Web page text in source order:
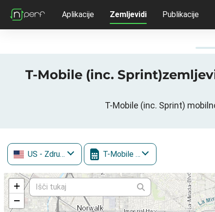
Aplikacije Zemljevidi Publikacije
T-Mobile (inc.
T-Mobile (inc. Sprint)
US - Združene države Amerike T-Mobile (inc. Sprint)
+
−